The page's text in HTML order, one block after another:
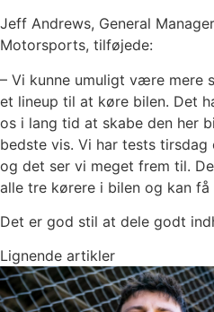
Jeff Andrews, General
Motorsports, tilføjede:
– Vi kunne umuligt være mere
et lineup til at køre bilen. Det
os i lang tid at skabe den her
bedste vis. Vi har tests tirsdag
og det ser vi meget frem til.
alle tre kørere i bilen og kan få
Det er god stil at dele godt
Lignende artikler